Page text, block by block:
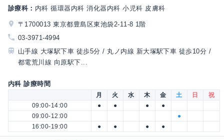
診療科： 内科 循環器内科 消化器内科 小児科 皮膚科
〒1700013 東京都豊島区東池袋2-11-8 1階
03-3971-4994
山手線 大塚駅下車 徒歩5分 / 丸ノ内線 新大塚駅下車 徒歩10分 /
都電荒川線 向原駅下...
内科 診療時間
月 火 水 木 金 土 日
祝
09:00-14:00
● ● ●
●
09:00-12:00
●
16:00-19:00
● ● ● ●